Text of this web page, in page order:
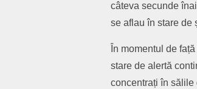
câteva secunde
se aflau în stare de
În momentul de
stare de alertă
concentrați în sălile